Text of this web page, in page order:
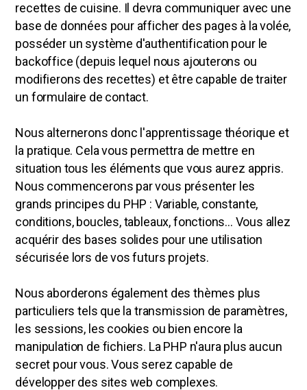
recettes de cuisine. Il devra communiquer avec une
base de données pour afficher des pages à la volée,
posséder un système d'authentification pour le
backoffice (depuis lequel nous ajouterons ou
modifierons des recettes) et être capable de traiter
un formulaire de contact.
Nous alternerons donc l'apprentissage théorique et
la pratique. Cela vous permettra de mettre en
situation tous les éléments que vous aurez appris.
Nous commencerons par vous présenter les
grands principes du PHP : Variable, constante,
conditions, boucles, tableaux, fonctions... Vous allez
acquérir des bases solides pour une utilisation
sécurisée lors de vos futurs projets.
Nous aborderons également des thèmes plus
particuliers tels que la transmission de paramètres,
les sessions, les cookies ou bien encore la
manipulation de fichiers. La PHP n'aura plus aucun
secret pour vous. Vous serez capable de
développer des sites web complexes.